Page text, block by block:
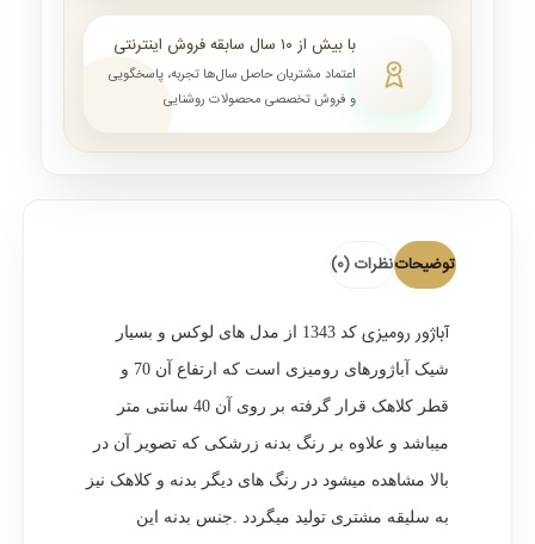
با بیش از ۱۰ سال سابقه فروش اینترنتی
اعتماد مشتریان حاصل سال‌ها تجربه، پاسخگویی
و فروش تخصصی محصولات روشنایی
توضیحاتنظرات (0)
آباژور رومیزی کد 1343 از مدل های لوکس و بسیار
شیک آباژورهای رومیزی است که ارتفاع آن 70 و
قطر کلاهک قرار گرفته بر روی آن 40 سانتی متر
میباشد و علاوه بر رنگ بدنه زرشکی که تصویر آن در
بالا مشاهده میشود در رنگ های دیگر بدنه و کلاهک نیز
به سلیقه مشتری تولید میگردد .جنس بدنه این